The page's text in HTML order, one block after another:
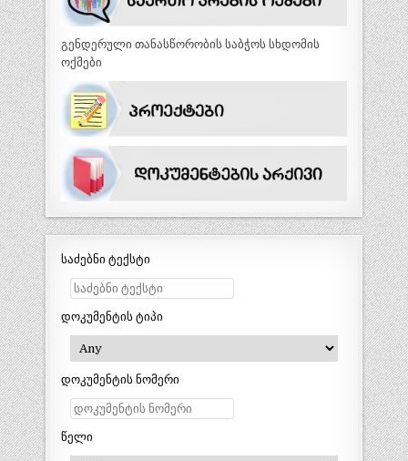
გენდერული თანასწორობის საბჭოს სხდომის
ოქმები
საძებნი ტექსტი
დოკუმენტის ტიპი
დოკუმენტის ნომერი
წელი